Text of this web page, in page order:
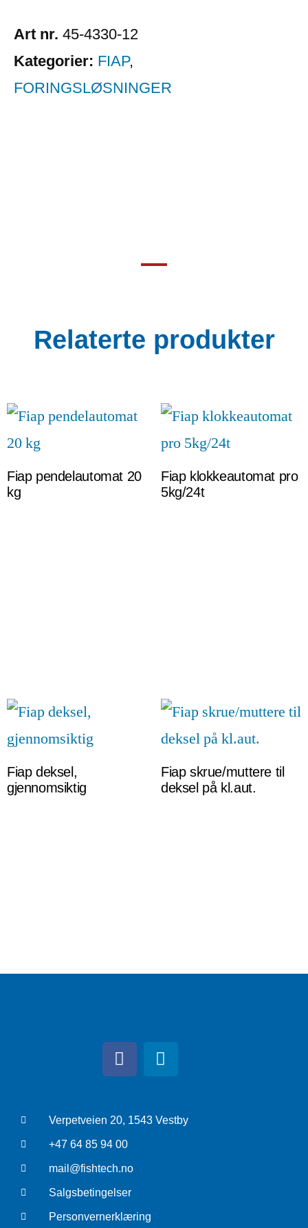
Art nr. 45-4330-12
Kategorier: FIAP,
FORINGSLØSNINGER
Relaterte produkter
Fiap pendelautomat 20
kg
Fiap klokkeautomat pro
5kg/24t
Fiap deksel,
gjennomsiktig
Fiap skrue/muttere til
deksel på kl.aut.
Verpetveien 20, 1543 Vestby
+47 64 85 94 00
mail@fishtech.no
Salgsbetingelser
Personvernerklæring